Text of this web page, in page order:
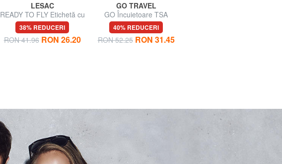
LESAC
READY TO FLY Etichetă cu
numele călătoriei
38% REDUCERI
RON 41.96 RON 26.20
GO TRAVEL
GO Încuietoare TSA
40% REDUCERI
RON 52.25 RON 31.45